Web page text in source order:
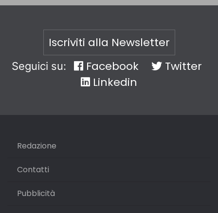
Iscriviti alla Newsletter
Seguici su: Facebook
Twitter
Linkedin
Redazione
Contatti
Pubblicità